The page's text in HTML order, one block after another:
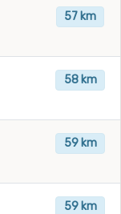
57 km
58 km
59 km
59 km